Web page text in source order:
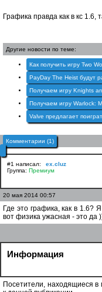
Графика правда как в кс 1.6,
Другие новости по теме:
Как получить игру Two
PayDay The Heist будут
Получаем игру Knights
Получаем игру Warlock:
Valve предлагает
Комментарии (1)
#1 написал:
ex.cluz
Группа: Премиум
20 мая 2014 00:57
Где это графика, как в 1.6?
вот физика ужасная - это да
Информация
Посетители, находящиеся в